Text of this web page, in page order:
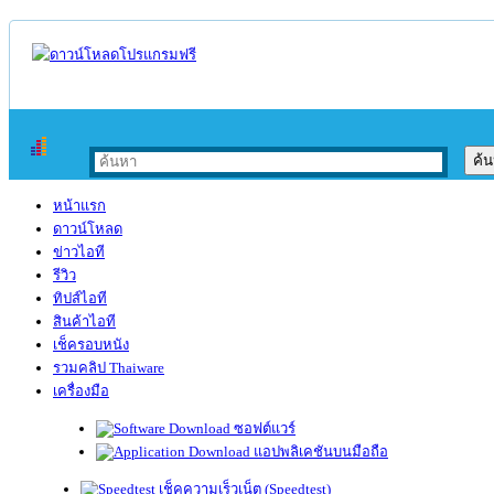
หน้าแรก
ดาวน์โหลด
ข่าวไอที
รีวิว
ทิปส์ไอที
สินค้าไอที
เช็ครอบหนัง
รวมคลิป Thaiware
เครื่องมือ
ซอฟต์แวร์
แอปพลิเคชันบนมือถือ
เช็คความเร็วเน็ต (Speedtest)